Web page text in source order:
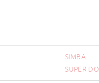
SIMBA
SUPER